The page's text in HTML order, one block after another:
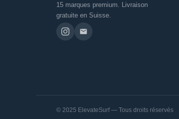
15 marques premium. Livraison
gratuite en Suisse.
© 2025 ElevateSurf — Tous droits réservés